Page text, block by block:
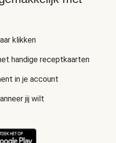
klikken
handige receptkaarten
in je account
jij wilt